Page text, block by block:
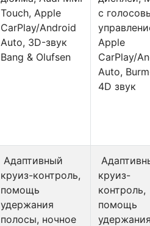
Touch, Apple
CarPlay/Android
Auto, 3D-звук
Bang & Olufsen
с
Apple
CarPlay/
Auto,
4D звук
Адаптивный
круиз-контроль,
помощь
удержания
полосы, ночное
круиз-
контроль,
помощь